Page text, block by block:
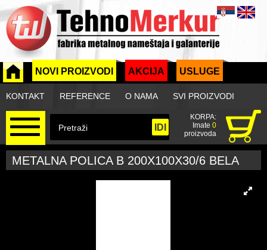
NOVI PROIZVODI AKCIJA USLUGE
KONTAKT REFERENCE O NAMA SVI PROIZVODI
KORPA:
Imate 0
proizvoda
METALNA POLICA B 200X100X30/6 BELA